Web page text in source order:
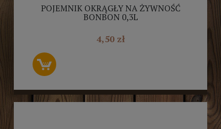
POJEMNIK OKRĄGŁY NA ŻYWNOŚĆ
BONBON 0,3L
4,50 zł